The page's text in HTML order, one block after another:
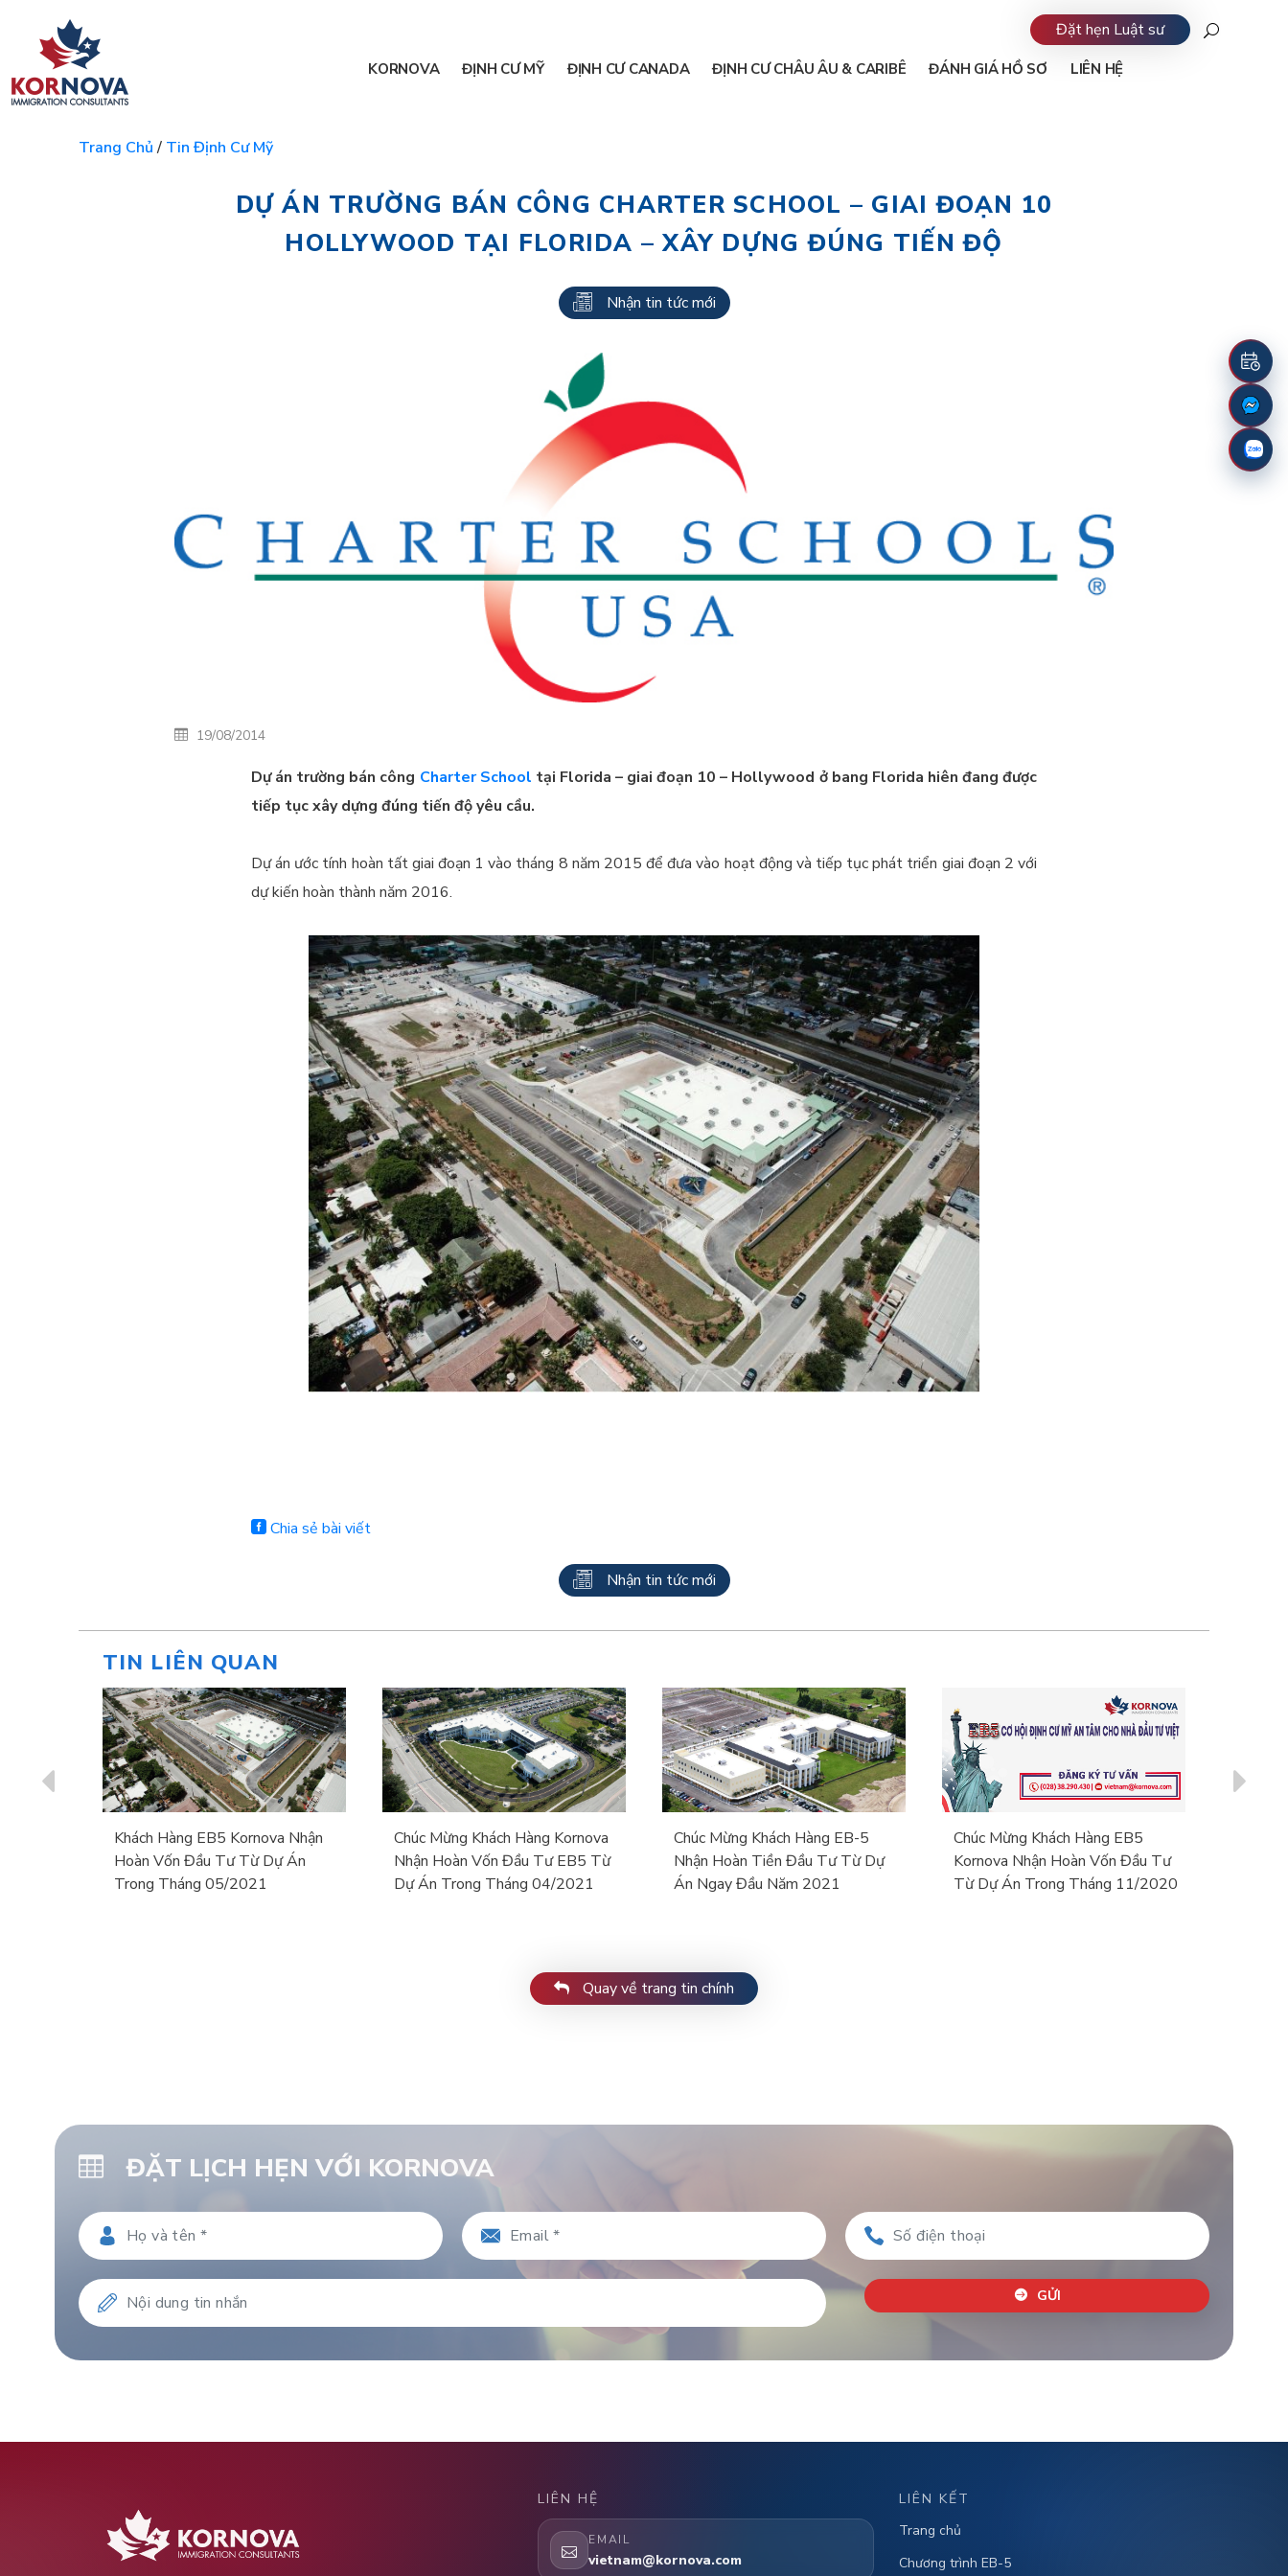
KORNOVA ĐỊNH CƯ MỸ ĐỊNH CƯ CANADA ĐỊNH CƯ CHÂU ÂU & CARIBÊ ĐÁNH GIÁ HỒ SƠ LIÊN HỆ
Đặt hẹn Luật sư
Trang Chủ/ Tin Định Cư Mỹ
DỰ ÁN TRƯỜNG BÁN CÔNG CHARTER SCHOOL – GIAI ĐOẠN 10
HOLLYWOOD TẠI FLORIDA – XÂY DỰNG ĐÚNG TIẾN ĐỘ
Nhận tin tức mới
19/08/2014
Dự án trường bán công Charter School tại Florida – giai đoạn 10 – Hollywood ở bang Florida hiên đang được
tiếp tục xây dựng đúng tiến độ yêu cầu.
Dự án ước tính hoàn tất giai đoạn 1 vào tháng 8 năm 2015 để đưa vào hoạt động và tiếp tục phát triển giai đoạn 2 với
dự kiến hoàn thành năm 2016.
Chia sẻ bài viết
Nhận tin tức mới
TIN LIÊN QUAN
Khách Hàng EB5 Kornova Nhận
Hoàn Vốn Đầu Tư Từ Dự Án
Trong Tháng 05/2021
Chúc Mừng Khách Hàng Kornova
Nhận Hoàn Vốn Đầu Tư EB5 Từ
Dự Án Trong Tháng 04/2021
Chúc Mừng Khách Hàng EB-5
Nhận Hoàn Tiền Đầu Tư Từ Dự
Án Ngay Đầu Năm 2021
Chúc Mừng Khách Hàng EB5
Kornova Nhận Hoàn Vốn Đầu Tư
Từ Dự Án Trong Tháng 11/2020
Quay về trang tin chính
ĐẶT LỊCH HẸN VỚI KORNOVA
GỬI
LIÊN HỆ
EMAIL
vietnam@kornova.com
LIÊN KẾT
Trang chủ
Chương trình EB-5